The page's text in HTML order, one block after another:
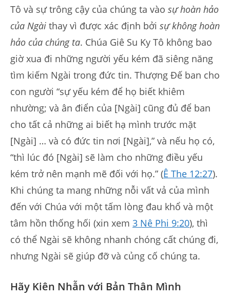
Tô và sự trông cậy của chúng ta vào sự hoàn hảo
của Ngài thay vì được xác định bởi sự không hoàn
hảo của chúng ta. Chúa Giê Su Ky Tô không bao
giờ xua đi những người yếu kém đã siêng năng
tìm kiếm Ngài trong đức tin. Thượng Đế ban cho
con người “sự yếu kém để họ biết khiêm
nhường; và ân điển của [Ngài] cũng đủ để ban
cho tất cả những ai biết hạ mình trước mặt
[Ngài] … và có đức tin nơi [Ngài],” và nếu họ có,
“thì lúc đó [Ngài] sẽ làm cho những điều yếu
kém trở nên mạnh mẽ đối với họ.” (Ê The 12:27).
Khi chúng ta mang những nỗi vất vả của mình
đến với Chúa với một tấm lòng đau khổ và một
tâm hồn thống hối (xin xem 3 Nê Phi 9:20), thì
có thể Ngài sẽ không nhanh chóng cất chúng đi,
nhưng Ngài sẽ giúp đỡ và củng cố chúng ta.
Hãy Kiên Nhẫn với Bản Thân Mình